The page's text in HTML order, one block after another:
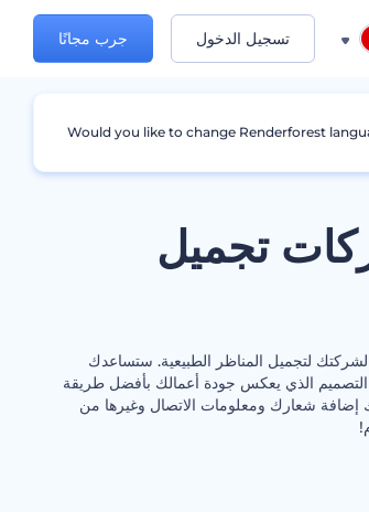
تسجيل الدخول جرب مجانًا
تجميل
لتجميل المناظر الطبيعية. ستساعدك
التصميم الذي يعكس جودة أعمالك بأفضل طريقة
إضافة شعارك ومعلومات الاتصال وغيرها من
Would you like to change Renderforest